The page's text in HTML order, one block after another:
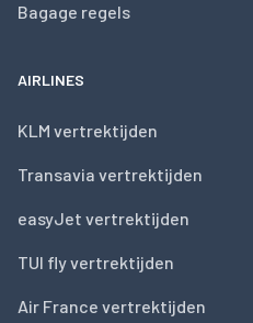
Bagage regels
AIRLINES
KLM vertrektijden
Transavia vertrektijden
easyJet vertrektijden
TUI fly vertrektijden
Air France vertrektijden